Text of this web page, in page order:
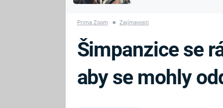
PRVNÍ SVĚTOVÁ
BRITSKÁ
RODINA
Prima Zoom ■ Zajímavosti
Šimpanzice se
aby se mohly